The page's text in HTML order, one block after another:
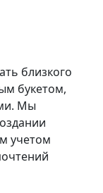
близкого
букетом,
Мы
учетом